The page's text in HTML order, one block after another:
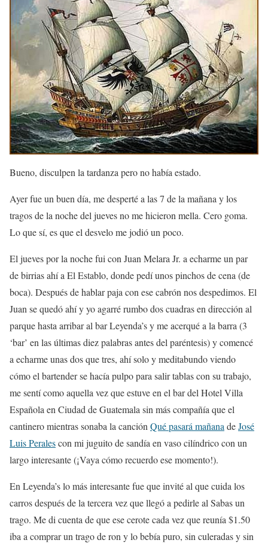
Bueno, disculpen la tardanza pero no había estado.
Ayer fue un buen día, me desperté a las 7 de la mañana y los
tragos de la noche del jueves no me hicieron mella. Cero goma.
Lo que sí, es que el desvelo me jodió un poco.
El jueves por la noche fui con Juan Melara Jr. a echarme un par
de birrias ahí a El Establo, donde pedí unos pinchos de cena (de
boca). Después de hablar paja con ese cabrón nos despedimos. El
Juan se quedó ahí y yo agarré rumbo dos cuadras en dirección al
parque hasta arribar al bar Leyenda’s y me acerqué a la barra (3
‘bar’ en las últimas diez palabras antes del paréntesis) y comencé
a echarme unas dos que tres, ahí solo y meditabundo viendo
cómo el bartender se hacía pulpo para salir tablas con su trabajo,
me sentí como aquella vez que estuve en el bar del Hotel Villa
Española en Ciudad de Guatemala sin más compañía que el
cantinero mientras sonaba la canciónQué pasará mañanadeJosé
Luis Peralescon mi juguito de sandía en vaso cilíndrico con un
largo interesante (¡Vaya cómo recuerdo ese momento!).
En Leyenda’s lo más interesante fue que invité al que cuida los
carros después de la tercera vez que llegó a pedirle al Sabas un
trago. Me di cuenta de que ese cerote cada vez que reunía $1.50
iba a comprar un trago de ron y lo bebía puro, sin culeradas y sin